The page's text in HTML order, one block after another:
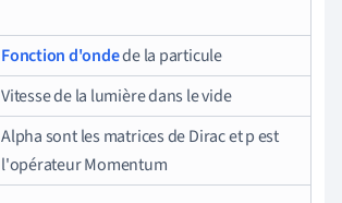
Fonction d'ondede la particule
Vitesse de la lumière dans le vide
Alpha sont les matrices de Dirac et p est
l'opérateur Momentum